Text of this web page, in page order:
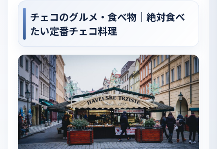
チェコのグルメ・食べ物｜絶対食べ
たい定番チェコ料理